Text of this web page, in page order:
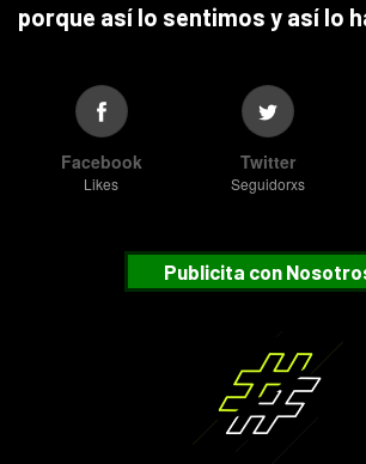
porque así lo sentimos y así lo
Facebook
Likes
Twitter
Seguidorxs
Publicita con